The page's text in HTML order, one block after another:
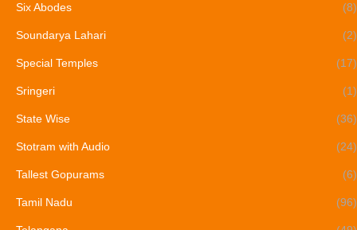
Six Abodes (8)
Soundarya Lahari (2)
Special Temples (17)
Sringeri (1)
State Wise (36)
Stotram with Audio (24)
Tallest Gopurams (6)
Tamil Nadu (96)